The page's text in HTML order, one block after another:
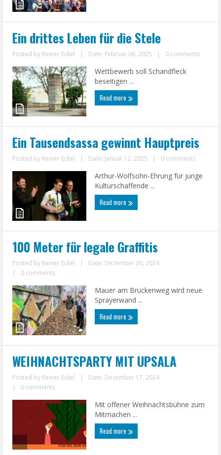
Ein drittes Leben für die Stele
Posted by Reiner Eckel | Date: Februar 06, 2025 | 0 comments
Wettbewerb soll Schandfleck
beseitigen ...
Read more
Ein Tausendsassa gewinnt Hauptpreis
Posted by Reiner Eckel | Date: Januar 12, 2025 | 0 comments
Arthur-Wolfsohn-Ehrung für junge
Kulturschaffende ...
Read more
100 Meter für legale Graffitis
Posted by Reiner Eckel |
Date: Dezember 20, 2024
|
0 comments
Mauer am Brückenweg wird neue
Sprayerwand ...
Read more
WEIHNACHTSPARTY MIT UPSALA
Posted by Reiner Eckel |
Date: Dezember 17, 2024
|
0 comments
Mit offener Weihnachtsbühne zum
Mitmachen ...
Read more